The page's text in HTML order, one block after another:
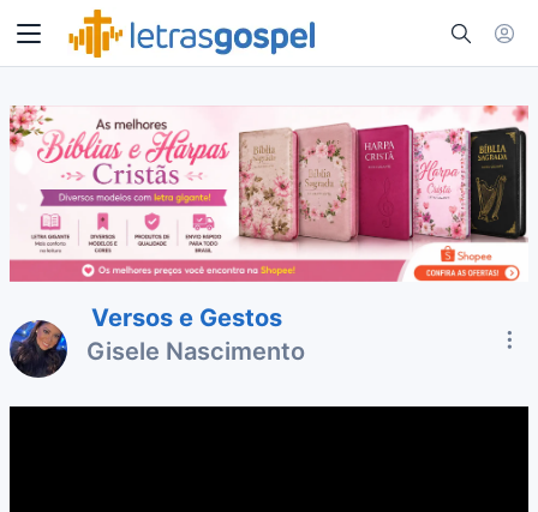
Versos e Gestos
Gisele Nascimento